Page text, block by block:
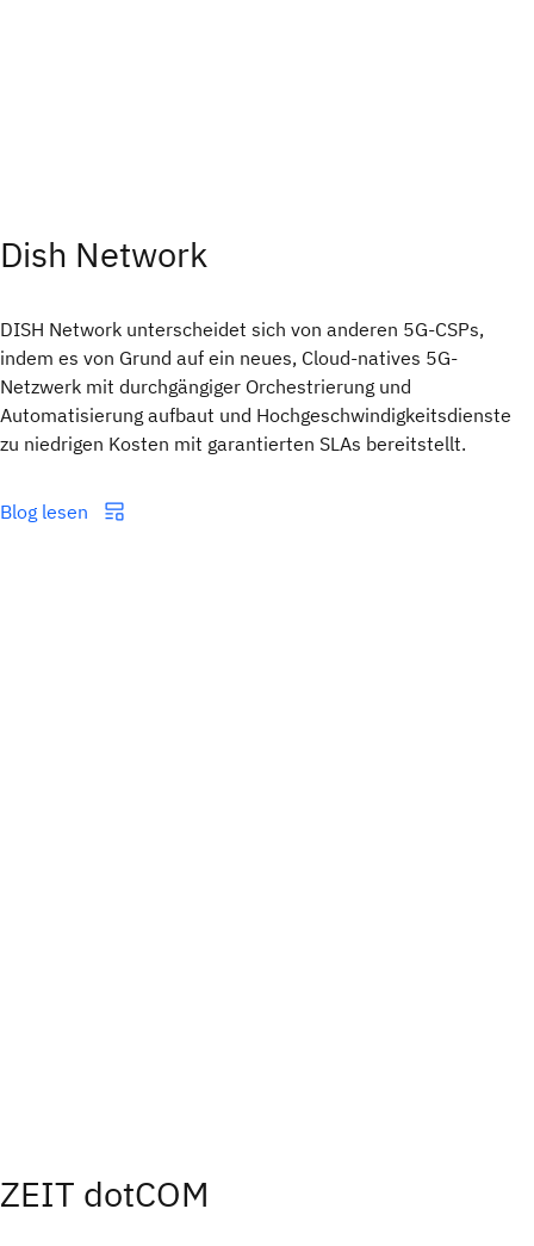
Dish Network
DISH Network unterscheidet sich von anderen 5G-CSPs,
indem es von Grund auf ein neues, Cloud-natives 5G-
Netzwerk mit durchgängiger Orchestrierung und
Automatisierung aufbaut und Hochgeschwindigkeitsdienste
zu niedrigen Kosten mit garantierten SLAs bereitstellt.
Blog lesen
ZEIT dotCOM